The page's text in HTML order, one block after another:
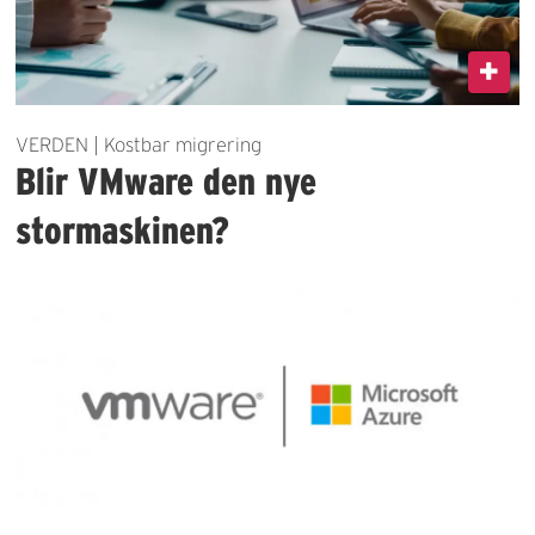
VERDEN | Kostbar migrering
Blir VMware den nye
stormaskinen?